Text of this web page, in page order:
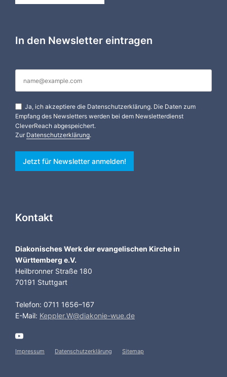
In den Newsletter eintragen
Ja, ich akzeptiere die Datenschutzerklärung. Die Daten zum
Empfang des Newsletters werden bei dem Newsletterdienst
CleverReach abgespeichert.
Zur Datenschutzerklärung.
Jetzt für Newsletter anmelden!
Kontakt
Diakonisches Werk der evangelischen Kirche in
Württemberg e.V.
Heilbronner Straße 180
70191 Stuttgart
Telefon: 0711 1656–167
E-Mail: Keppler.W@diakonie-wue.de
Impressum Datenschutzerklärung Sitemap